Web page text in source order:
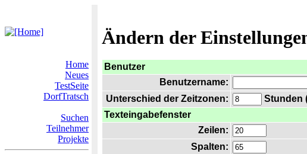
Ändern der
Home
Neues
TestSeite
DorfTratsch
Suchen
Teilnehmer
Projekte
Benutzer
Benutzername:
Unterschied der Zeitzonen:
Stunden
Texteingabefenster
Zeilen:
Spalten: